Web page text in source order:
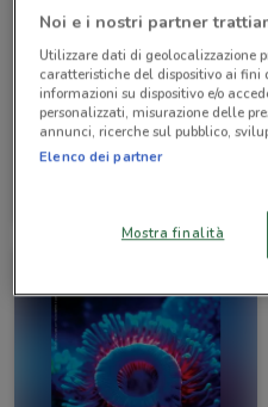
Alpitour
Noi e i nostri partner
Utilizzare dati di geolocalizzazione
caratteristiche del dispositivo ai fini
informazioni su dispositivo e/o
personalizzati, misurazione delle
annunci, ricerche sul pubblico,
Elenco dei partner
Mostra finalità